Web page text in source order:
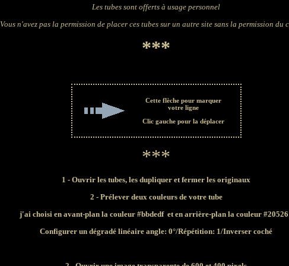
Les tubes sont offerts à usage personnel
Vous n'avez pas la permission de placer ces tubes sur un autre site sans la permission du
***
Cette flèche pour marquer
votre ligne
Clic gauche pour la déplacer
***
1 - Ouvrir les tubes, les dupliquer et fermer les originaux
2 - Prélever deux couleurs de votre tube
j'ai choisi en avant-plan la couleur #bbdedf et en arrière-plan la couleur
Configurer un dégradé linéaire angle: 0°/Répétition: 1/Inverser coché